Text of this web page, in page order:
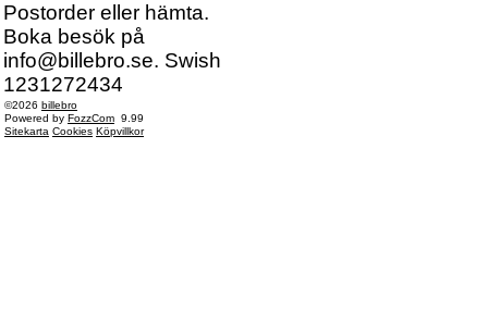
Postorder eller hämta.
Boka besök på
info@billebro.se. Swish
1231272434
©2026 billebro
Powered by FozzCom 9.99
Sitekarta Cookies Köpvillkor